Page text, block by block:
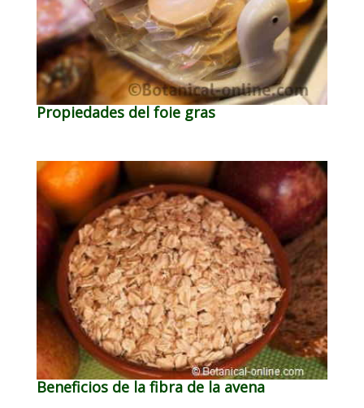
Propiedades del foie gras
Beneficios de la fibra de la avena